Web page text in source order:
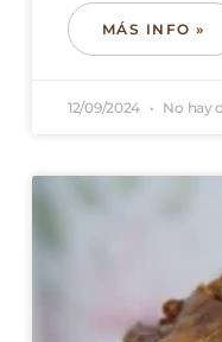
MÁS INFO »
12/09/2024 No hay